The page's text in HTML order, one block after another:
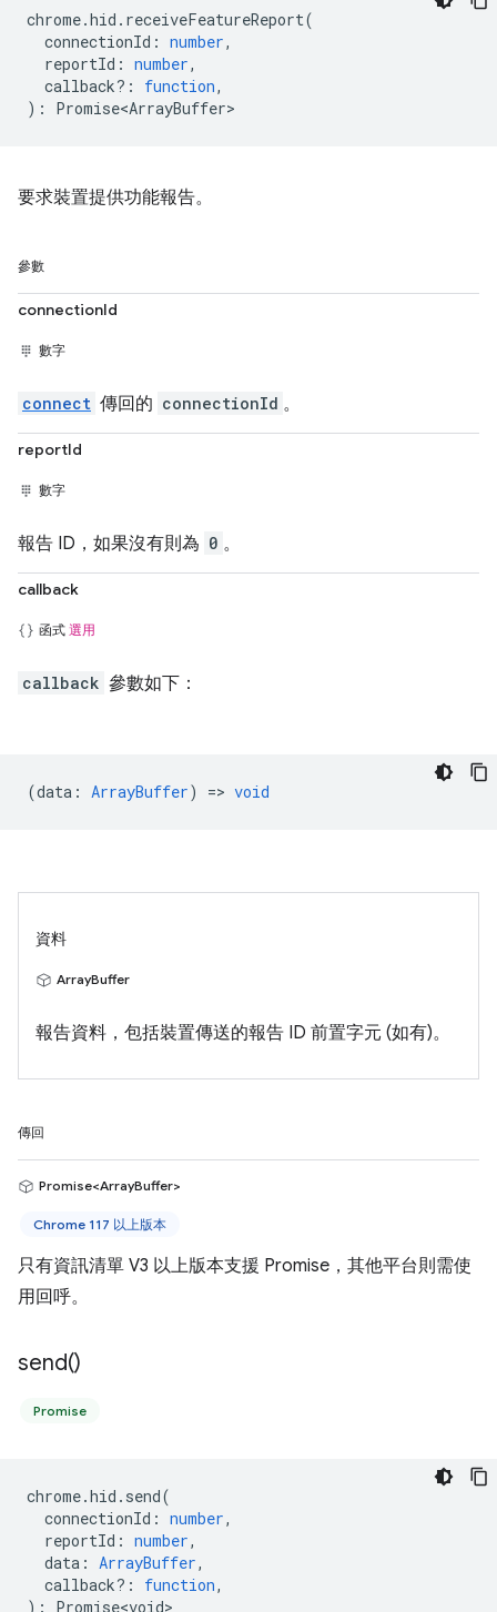
chrome.hid . receiveFeatureReport(
connectionId : number,
reportId : number,
callback? : function,
) : Promise<ArrayBuffer>
要求裝置提供功能報告。
參數
connectionId
數字
connect 傳回的 connectionId 。
reportId
數字
報告 ID，如果沒有則為 0 。
callback
函式 選用
callback 參數如下：
(data : ArrayBuffer) => void
資料
ArrayBuffer
報告資料，包括裝置傳送的報告 ID 前置字元 (如有)。
傳回
Promise<ArrayBuffer>
Chrome 117 以上版本
只有資訊清單 V3 以上版本支援 Promise，其他平台則需使
用回呼。
send()
Promise
chrome.hid . send(
connectionId : number,
reportId : number,
data : ArrayBuffer,
callback? : function,
) : Promise<void>